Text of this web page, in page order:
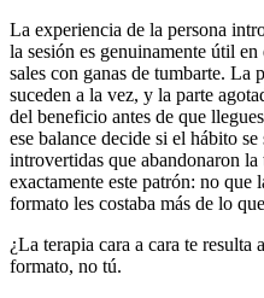
La experiencia de la persona
la sesión es genuinamente útil
sales con ganas de tumbarte. La
suceden a la vez, y la parte
del beneficio antes de que
ese balance decide si el hábito
introvertidas que abandonaron
exactamente este patrón: no
formato les costaba más de lo
¿La terapia cara a cara te resulta
formato, no tú.